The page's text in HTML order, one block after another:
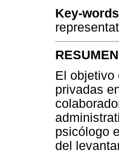
Key-
RESUMEN
El objetivo
privadas
psicólogo
del